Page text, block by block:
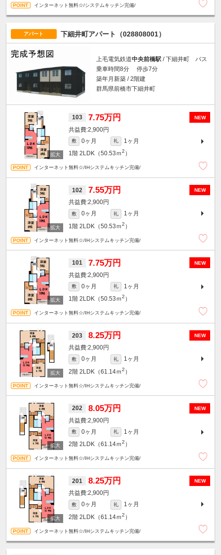
インターネット無料☆/システムキッチン完備/
アパート 下細井町アパート（028808001）
上毛電気鉄道中央前橋駅 / 下細井町 バス
乗車時間8分 停歩7分
築年月新築 / 2階建
群馬県前橋市下細井町
NEW
103 7.75万円
2,900円
敷 0ヶ月 礼
1ヶ月
1階 2LDK（50.53ｍ2 ）
インターネット無料☆/IHシステムキッチン完備/
NEW
102 7.55万円
2,900円
敷 0ヶ月 礼
1ヶ月
1階 2LDK（50.53ｍ2 ）
インターネット無料☆/IHシステムキッチン完備/
NEW
101 7.75万円
2,900円
敷 0ヶ月 礼
1ヶ月
1階 2LDK（50.53ｍ2 ）
インターネット無料☆/IHシステムキッチン完備/
NEW
203 8.25万円
2,900円
敷 0ヶ月 礼
1ヶ月
2階 2LDK（61.14ｍ2 ）
インターネット無料☆/IHシステムキッチン完備/
NEW
202 8.05万円
2,900円
敷 0ヶ月 礼
1ヶ月
2階 2LDK（61.14ｍ2 ）
インターネット無料☆/IHシステムキッチン完備/
NEW
201 8.25万円
2,900円
敷 0ヶ月 礼
1ヶ月
2階 2LDK（61.14ｍ2 ）
インターネット無料☆/IHシステムキッチン完備/